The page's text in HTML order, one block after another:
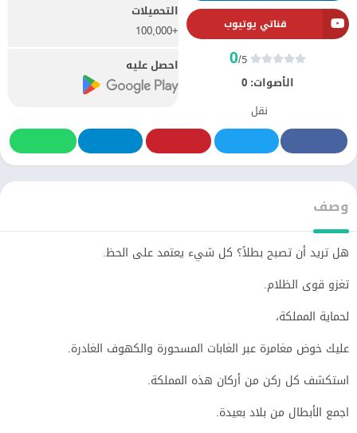
قناتي يوتيوب
0/5
الأصوات: 0
نقل
التحميلات
+100,000
احصل عليه
وصف
هل تريد أن تصبح بطلاً؟ كل شيء يعتمد على الحظ.
تغزو قوى الظلام.
لحماية المملكة،
عليك خوض مغامرة عبر الغابات المسحورة والكهوف الغادرة.
استكشف كل ركن من أركان هذه المملكة.
اجمع الأبطال من بلاد بعيدة.